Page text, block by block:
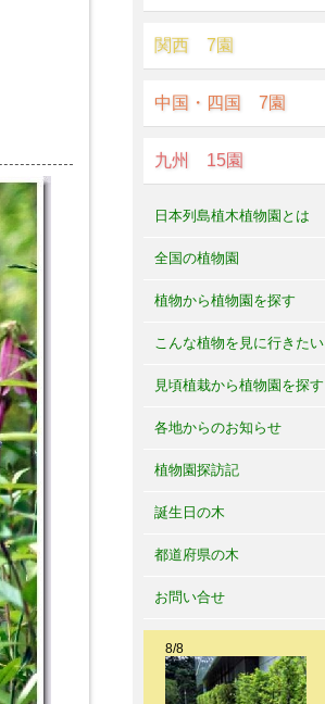
関西 7園
中国・四国 7園
九州 15園
日本列島植木植物園とは
全国の植物園
植物から植物園を探す
こんな植物を見に行きたい
見頃植栽から植物園を探す
各地からのお知らせ
植物園探訪記
誕生日の木
都道府県の木
お問い合せ
8/8